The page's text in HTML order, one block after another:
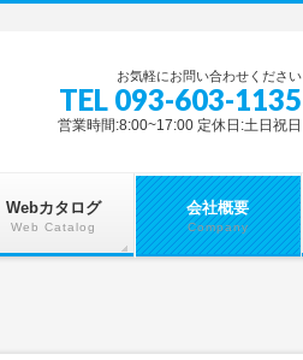
お気軽にお問い合わせください
TEL 093-603-1135
営業時間:8:00~17:00 定休日:土日祝日
Webカタログ
Web Catalog
会社概要
Company